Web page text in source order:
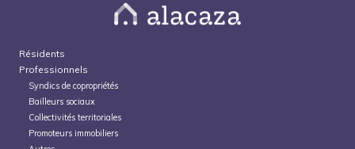
Résidents
Professionnels
Syndics de copropriétés
Bailleurs sociaux
Collectivités territoriales
Promoteurs immobiliers